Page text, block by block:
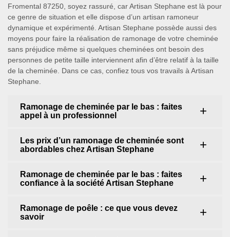
Fromental 87250, soyez rassuré, car Artisan Stephane est là pour
ce genre de situation et elle dispose d’un artisan ramoneur
dynamique et expérimenté. Artisan Stephane possède aussi des
moyens pour faire la réalisation de ramonage de votre cheminée
sans préjudice même si quelques cheminées ont besoin des
personnes de petite taille interviennent afin d’être relatif à la taille
de la cheminée. Dans ce cas, confiez tous vos travails à Artisan
Stephane.
Ramonage de cheminée par le bas : faites
appel à un professionnel
Les prix d’un ramonage de cheminée sont
abordables chez Artisan Stephane
Ramonage de cheminée par le bas : faites
confiance à la société Artisan Stephane
Ramonage de poêle : ce que vous devez
savoir